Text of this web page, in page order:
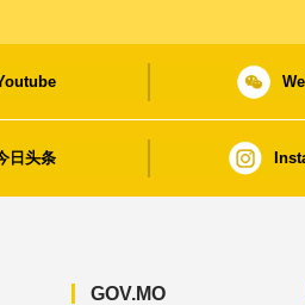
日头条
GOV.MO